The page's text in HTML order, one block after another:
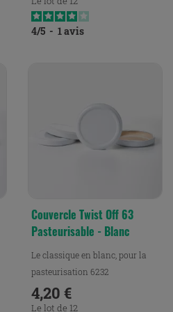
4/5 - 1avis
Couvercle Twist Off 63
Pasteurisable - Blanc
Le classique en blanc, pour la
pasteurisation 6232
Prix
4,20 €
Le lot de 12